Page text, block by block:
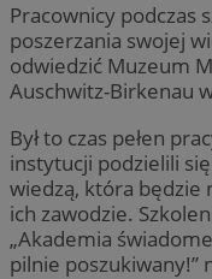
Pracownicy podczas
poszerzania swojej
odwiedzić Muzeum
Auschwitz-Birkenau
Był to czas pełen
instytucji podzielili
wiedzą, która będzie
ich zawodzie.
„Akademia
pilnie poszukiwany!”